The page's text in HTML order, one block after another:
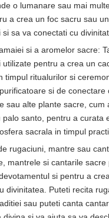
o lumanare sau mai
a crea un foc sacru sau
si sa va conectati cu
si a aromelor sacre:
utilizate pentru a crea un
timpul ritualurilor si
si de conectare
sau alte plante sacre, cum
palo santo, pentru a curata
sacrala in timpul
rugaciuni, mantre sau
mantrele si cantarile
si pentru a
divinitatea. Puteti recita
sau puteti canta